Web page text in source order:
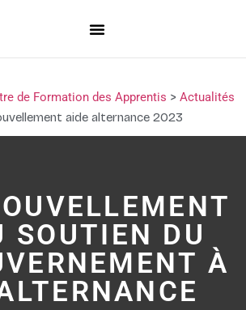
de Formation des Apprentis > Actualités
aide alternance 2023
SOUTIEN DU
À